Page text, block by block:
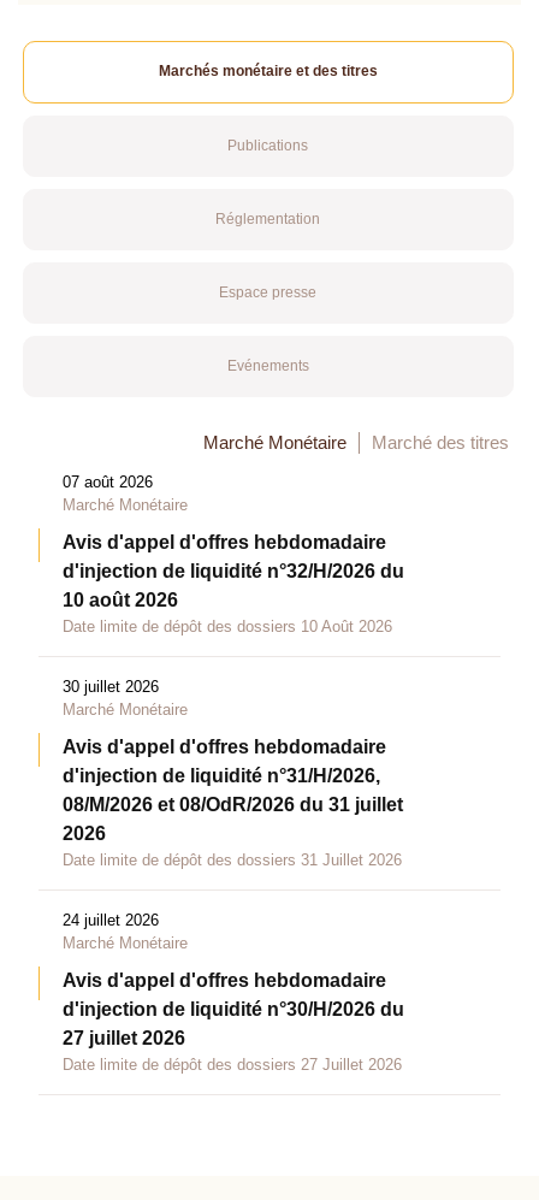
Marchés monétaire et des titres
Publications
Réglementation
Espace presse
Evénements
Marché Monétaire Marché des titres
07 août 2026
Marché Monétaire
Avis d'appel d'offres hebdomadaire
d'injection de liquidité n°32/H/2026 du
10 août 2026
Date limite de dépôt des dossiers 10 Août 2026
30 juillet 2026
Marché Monétaire
Avis d'appel d'offres hebdomadaire
d'injection de liquidité n°31/H/2026,
08/M/2026 et 08/OdR/2026 du 31 juillet
2026
Date limite de dépôt des dossiers 31 Juillet 2026
24 juillet 2026
Marché Monétaire
Avis d'appel d'offres hebdomadaire
d'injection de liquidité n°30/H/2026 du
27 juillet 2026
Date limite de dépôt des dossiers 27 Juillet 2026